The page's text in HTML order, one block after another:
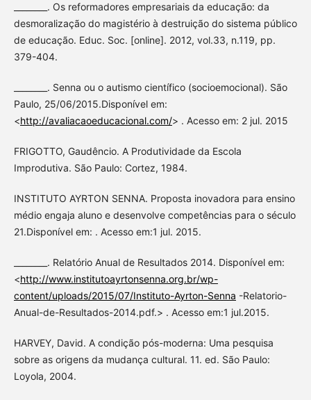
________. Os reformadores empresariais da educação: da
desmoralização do magistério à destruição do sistema público
de educação. Educ. Soc. [online]. 2012, vol.33, n.119, pp.
379-404.
________. Senna ou o autismo científico (socioemocional). São
Paulo, 25/06/2015.Disponível em:
<http://avaliacaoeducacional.com/> . Acesso em: 2 jul. 2015
FRIGOTTO, Gaudêncio. A Produtividade da Escola
Improdutiva. São Paulo: Cortez, 1984.
INSTITUTO AYRTON SENNA. Proposta inovadora para ensino
médio engaja aluno e desenvolve competências para o século
21.Disponível em: . Acesso em:1 jul. 2015.
________. Relatório Anual de Resultados 2014. Disponível em:
<http://www.institutoayrtonsenna.org.br/wp-
content/uploads/2015/07/Instituto-Ayrton-Senna -Relatorio-
Anual-de-Resultados-2014.pdf.> . Acesso em:1 jul.2015.
HARVEY, David. A condição pós-moderna: Uma pesquisa
sobre as origens da mudança cultural. 11. ed. São Paulo:
Loyola, 2004.